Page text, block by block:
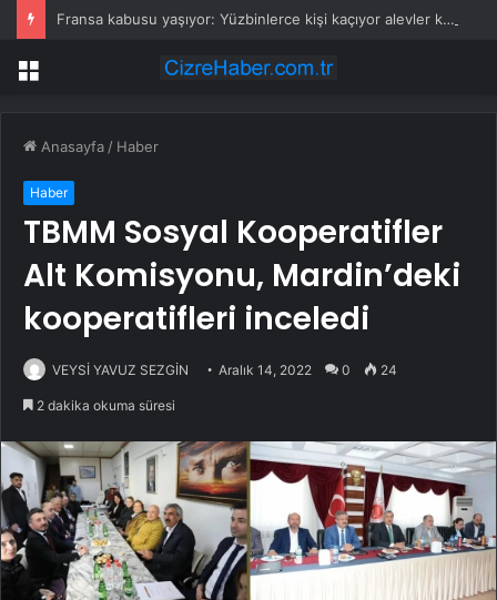
Fransa kabusu yaşıyor: Yüzbinlerce kişi kaçıyor alevler kovalıyor
Menü
Anasayfa / Haber
Haber
TBMM Sosyal Kooperatifler
Alt Komisyonu, Mardin’deki
kooperatifleri inceledi
VEYSİ YAVUZ SEZGİN Aralık 14, 2022 0 24
2 dakika okuma süresi